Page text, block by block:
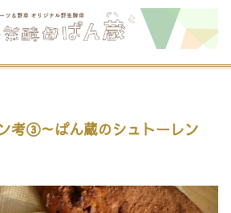
考③～ぱん蔵のシュトーレン